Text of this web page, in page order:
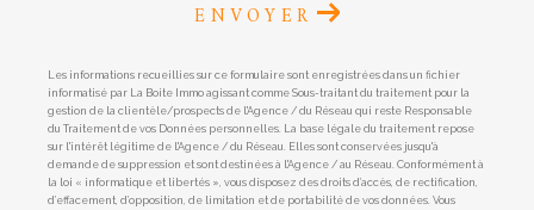
ENVOYER
Les informations recueillies sur ce formulaire sont enregistrées dans un fichier
informatisé par La Boite Immo agissant comme Sous-traitant du traitement pour la
gestion de la clientèle/prospects de l'Agence / du Réseau qui reste Responsable
du Traitement de vos Données personnelles. La base légale du traitement repose
sur l'intérêt légitime de l'Agence / du Réseau. Elles sont conservées jusqu'à
demande de suppression et sont destinées à l'Agence / au Réseau. Conformément à
la loi « informatique et libertés », vous disposez des droits d’accès, de rectification,
d’effacement, d’opposition, de limitation et de portabilité de vos données. Vous